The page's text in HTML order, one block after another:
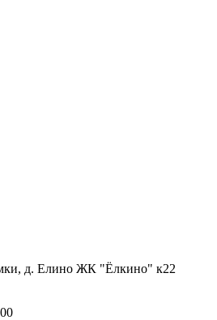
д. Елино ЖК "Ёлкино" к22